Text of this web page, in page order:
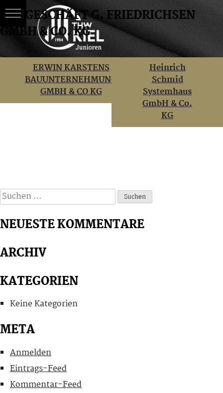
content
BAUGESCHÄFT G. FRIEDRICHSEN
GMBH & CO. KG
BEITRAGSNAVIGATION
ERWIN KARSTENS
BAUUNTERNEHMUNG
GMBH & CO KG
Heinrich
Schmid
Systemhaus
GmbH & Co.
KG
Suchen
nach:
NEUESTE KOMMENTARE
ARCHIV
KATEGORIEN
Keine Kategorien
META
Anmelden
Eintrags-Feed
Kommentar-Feed